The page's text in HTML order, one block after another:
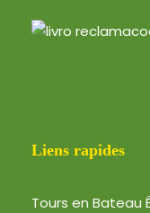
Liens rapides
Tours en Bateau